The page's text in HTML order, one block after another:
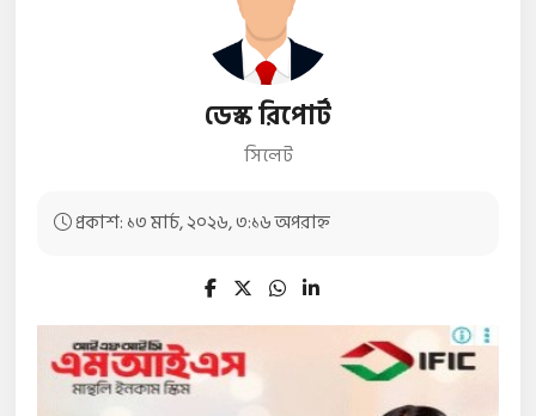
ডেস্ক রিপোর্ট
সিলেট
প্রকাশ: ১৩ মার্চ, ২০২৬, ৩:১৬ অপরাহ্ন